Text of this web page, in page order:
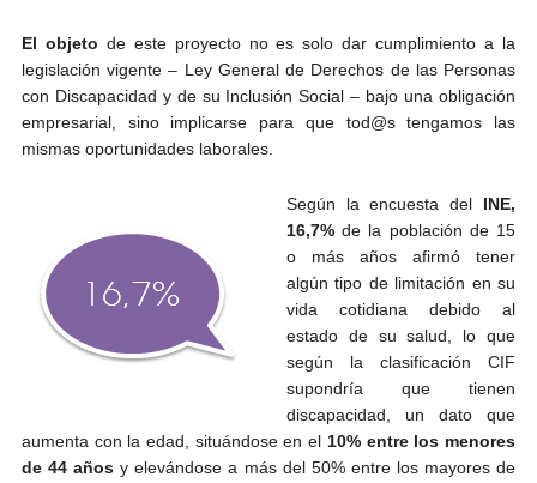
El objeto de este proyecto no es solo dar cumplimiento a la
legislación vigente – Ley General de Derechos de las Personas
con Discapacidad y de su Inclusión Social – bajo una obligación
empresarial, sino implicarse para que tod@s tengamos las
mismas oportunidades laborales.
Según la encuesta del INE,
16,7%de la población de 15
o más años afirmó tener
algún tipo de limitación en su
vida cotidiana debido al
estado de su salud, lo que
según la clasificación CIF
supondría que tienen
discapacidad, un dato que
aumenta con la edad, situándose en el 10% entre los menores
de 44 años y elevándose a más del 50% entre los mayores de